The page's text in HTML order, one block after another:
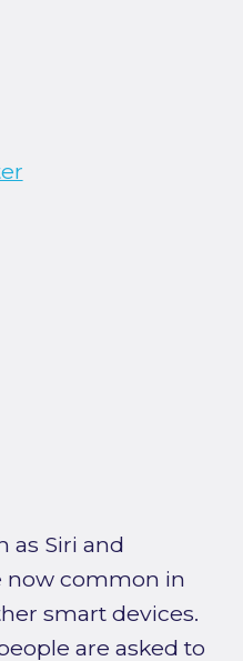
as Siri and
now common in
smart devices.
are asked to